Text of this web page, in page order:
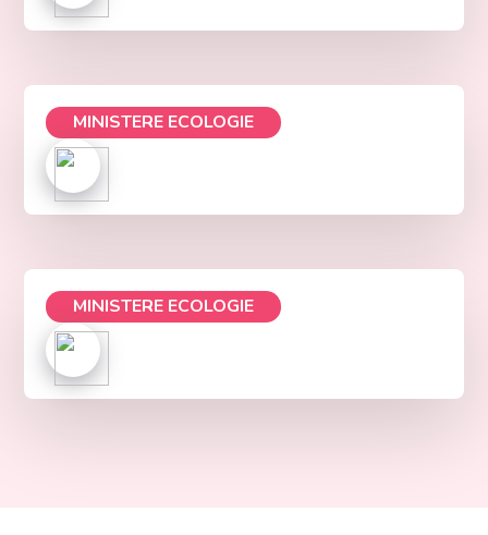
MINISTERE ECOLOGIE
MINISTERE ECOLOGIE